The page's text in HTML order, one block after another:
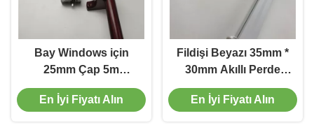
Bay Windows için
25mm Çap 5m
Uzunluk Elektrikli
Perde Pisti
En İyi Fiyatı Alın
Fildişi Beyazı 35mm *
30mm Akıllı Perde
Çubuğu 4 Metre
Perde Çubuğu
En İyi Fiyatı Alın